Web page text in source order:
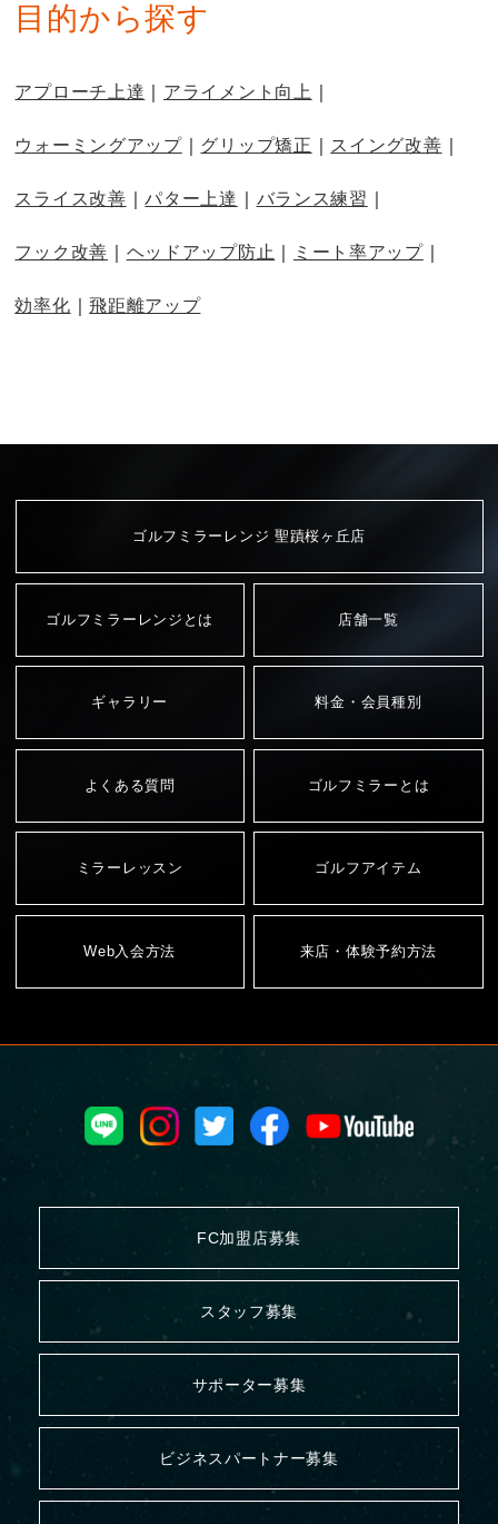
目的から探す
アプローチ上達 アライメント向上
ウォーミングアップ グリップ矯正 スイング改善
スライス改善 パター上達 バランス練習
フック改善 ヘッドアップ防止 ミート率アップ
効率化 飛距離アップ
ゴルフミラーレンジ 聖蹟桜ヶ丘店
ゴルフミラーレンジとは 店舗一覧
ギャラリー 料金・会員種別
よくある質問 ゴルフミラーとは
ミラーレッスン ゴルフアイテム
Web入会方法 来店・体験予約方法
FC加盟店募集
スタッフ募集
サポーター募集
ビジネスパートナー募集